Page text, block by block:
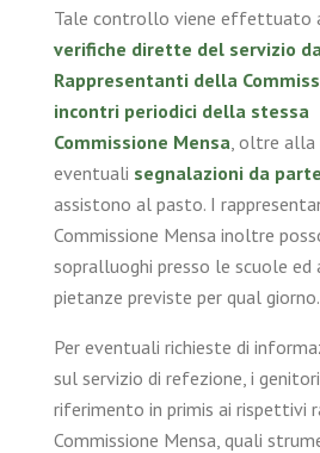
Tale controllo viene effettuato
verifiche dirette del servizio
Rappresentanti della
incontri periodici della stessa
Commissione Mensa , oltre
eventuali segnalazioni da
assistono al pasto. I
Commissione Mensa inoltre
sopralluoghi presso le scuole ed
pietanze previste per qual giorno.
Per eventuali richieste di
sul servizio di refezione, i
riferimento in primis ai rispettivi
Commissione Mensa, quali